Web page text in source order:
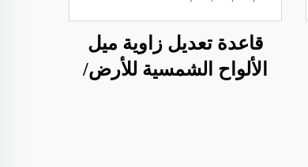
قاعدة تعديل زاوية ميل
الألواح الشمسية للأرض/